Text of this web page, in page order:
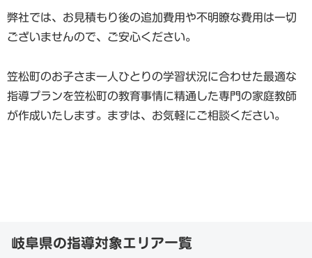
弊社では、お見積もり後の追加費用や不明瞭な費用は一切
ございませんので、ご安心ください。
笠松町のお子さま一人ひとりの学習状況に合わせた最適な
指導プランを笠松町の教育事情に精通した専門の家庭教師
が作成いたします。まずは、お気軽にご相談ください。
岐阜県の指導対象エリア一覧